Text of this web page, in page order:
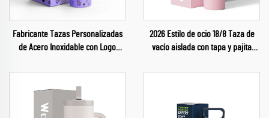
Fabricante Tazas Personalizadas
de Acero Inoxidable con Logo
Desfile del Orgullo LGBT
2026 Estilo de ocio 18/8 Taza de
vacío aislada con tapa y pajita